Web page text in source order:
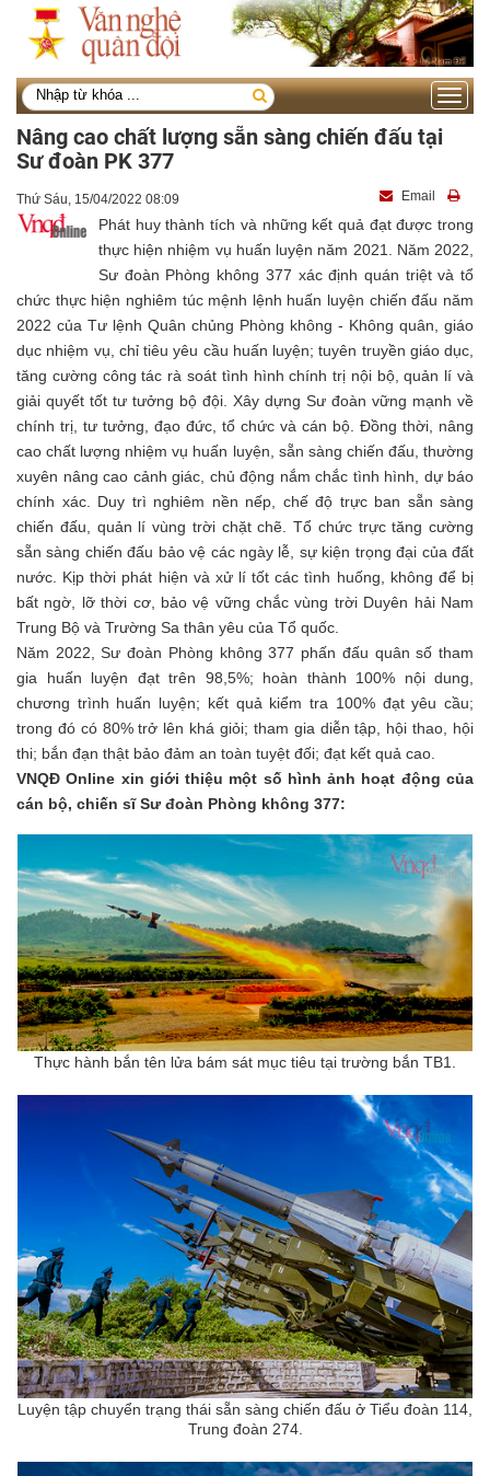
Toggle
Nâng cao chất lượng sẵn sàng chiến đấu tại
Sư đoàn PK 377
Thứ Sáu, 15/04/2022 08:09 Email
Phát huy thành tích và những kết quả đạt được trong
thực hiện nhiệm vụ huấn luyện năm 2021. Năm 2022,
Sư đoàn Phòng không 377 xác định quán triệt và tổ
chức thực hiện nghiêm túc mệnh lệnh huấn luyện chiến đấu năm
2022 của Tư lệnh Quân chủng Phòng không - Không quân, giáo
dục nhiệm vụ, chỉ tiêu yêu cầu huấn luyện; tuyên truyền giáo dục,
tăng cường công tác rà soát tình hình chính trị nội bộ, quản lí và
giải quyết tốt tư tưởng bộ đội. Xây dựng Sư đoàn vững mạnh về
chính trị, tư tưởng, đạo đức, tổ chức và cán bộ. Đồng thời, nâng
cao chất lượng nhiệm vụ huấn luyện, sẵn sàng chiến đấu, thường
xuyên nâng cao cảnh giác, chủ động nắm chắc tình hình, dự báo
chính xác. Duy trì nghiêm nền nếp, chế độ trực ban sẵn sàng
chiến đấu, quản lí vùng trời chặt chẽ. Tổ chức trực tăng cường
sẵn sàng chiến đấu bảo vệ các ngày lễ, sự kiện trọng đại của đất
nước. Kịp thời phát hiện và xử lí tốt các tình huống, không để bị
bất ngờ, lỡ thời cơ, bảo vệ vững chắc vùng trời Duyên hải Nam
Trung Bộ và Trường Sa thân yêu của Tổ quốc.
Năm 2022, Sư đoàn Phòng không 377 phấn đấu quân số tham
gia huấn luyện đạt trên 98,5%; hoàn thành 100% nội dung,
chương trình huấn luyện; kết quả kiểm tra 100% đạt yêu cầu;
trong đó có 80% trở lên khá giỏi; tham gia diễn tập, hội thao, hội
thi; bắn đạn thật bảo đảm an toàn tuyệt đối; đạt kết quả cao.
VNQĐ Online xin giới thiệu một số hình ảnh hoạt động của
cán bộ, chiến sĩ Sư đoàn Phòng không 377:
Thực hành bắn tên lửa bám sát mục tiêu tại trường bắn TB1.
Luyện tập chuyển trạng thái sẵn sàng chiến đấu ở Tiểu đoàn 114,
Trung đoàn 274.